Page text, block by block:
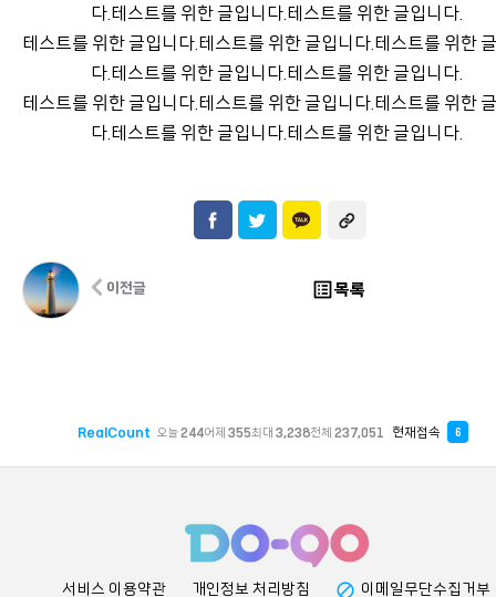
다.테스트를 위한 글입니다.테스트를 위한 글입니다.
테스트를 위한 글입니다.테스트를 위한 글입니다.테스트를 위한
다.테스트를 위한 글입니다.테스트를 위한 글입니다.
테스트를 위한 글입니다.테스트를 위한 글입니다.테스트를 위한
다.테스트를 위한 글입니다.테스트를 위한 글입니다.
이전글 list_alt목록
RealCount 오늘244어제 355최대 3,238전체 237,051 현재접속 6
서비스 이용약관 개인정보 처리방침 block 이메일무단수집거부